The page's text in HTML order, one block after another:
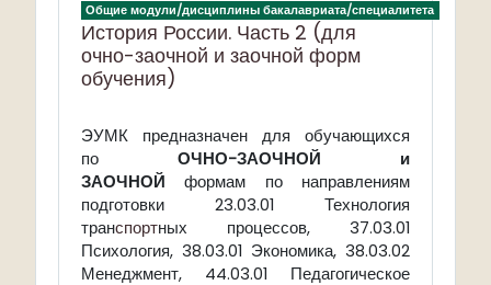
Общие модули/дисциплины бакалавриата/специалитета
История России. Часть 2 (для
очно-заочной и заочной форм
обучения)
ЭУМК предназначен для обучающихся
по ОЧНО-ЗАОЧНОЙ и
ЗАОЧНОЙформам по направлениям
подготовки 23.03.01 Технология
транспортных процессов, 37.03.01
Психология, 38.03.01 Экономика, 38.03.02
Менеджмент, 44.03.01 Педагогическое